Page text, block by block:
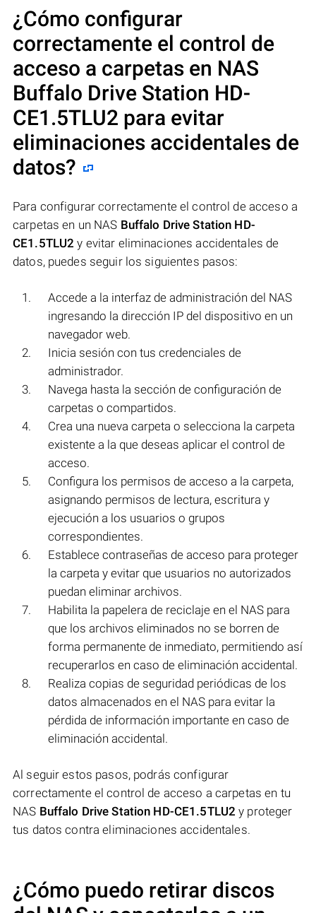
¿Cómo configurar
correctamente el control de
acceso a carpetas en NAS
Buffalo Drive Station HD-
CE1.5TLU2 para evitar
eliminaciones accidentales de
datos?
Para configurar correctamente el control de acceso a
carpetas en un NAS Buffalo Drive Station HD-
CE1.5TLU2 y evitar eliminaciones accidentales de
datos, puedes seguir los siguientes pasos:
Accede a la interfaz de administración del NAS
ingresando la dirección IP del dispositivo en un
navegador web.
Inicia sesión con tus credenciales de
administrador.
Navega hasta la sección de configuración de
carpetas o compartidos.
Crea una nueva carpeta o selecciona la carpeta
existente a la que deseas aplicar el control de
acceso.
Configura los permisos de acceso a la carpeta,
asignando permisos de lectura, escritura y
ejecución a los usuarios o grupos
correspondientes.
Establece contraseñas de acceso para proteger
la carpeta y evitar que usuarios no autorizados
puedan eliminar archivos.
Habilita la papelera de reciclaje en el NAS para
que los archivos eliminados no se borren de
forma permanente de inmediato, permitiendo así
recuperarlos en caso de eliminación accidental.
Realiza copias de seguridad periódicas de los
datos almacenados en el NAS para evitar la
pérdida de información importante en caso de
eliminación accidental.
Al seguir estos pasos, podrás configurar
correctamente el control de acceso a carpetas en tu
NAS Buffalo Drive Station HD-CE1.5TLU2 y proteger
tus datos contra eliminaciones accidentales.
¿Cómo puedo retirar discos